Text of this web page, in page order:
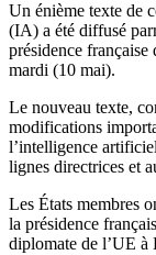
Un énième texte de
(IA) a été diffusé
présidence
mardi (10 mai).
Le nouveau texte,
modifications
l’intelligence
lignes directrices et
Les États membres
la présidence
diplomate de l’UE